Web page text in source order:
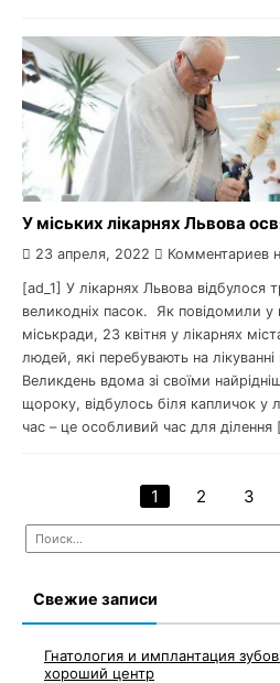
У міських лікарнях Львова
23 апреля, 2022 Комментариев
[ad_1] У лікарнях Львова відбулося
великодніх пасок. Як повідомили у
міськради, 23 квітня у лікарнях
людей, які перебувають на
Великдень вдома зі своїми
щороку, відбулось біля капличок у
час – це особливий час для ділення
по
1 2 3
Найти:
Свежие записи
Гнатология и имплантация
хороший центр